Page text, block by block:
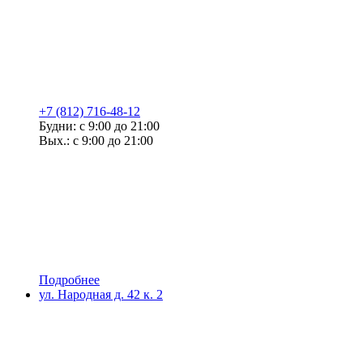
+7 (812) 716-48-12
Будни: с 9:00 до 21:00
Вых.: с 9:00 до 21:00
Подробнее
ул. Народная д. 42 к. 2